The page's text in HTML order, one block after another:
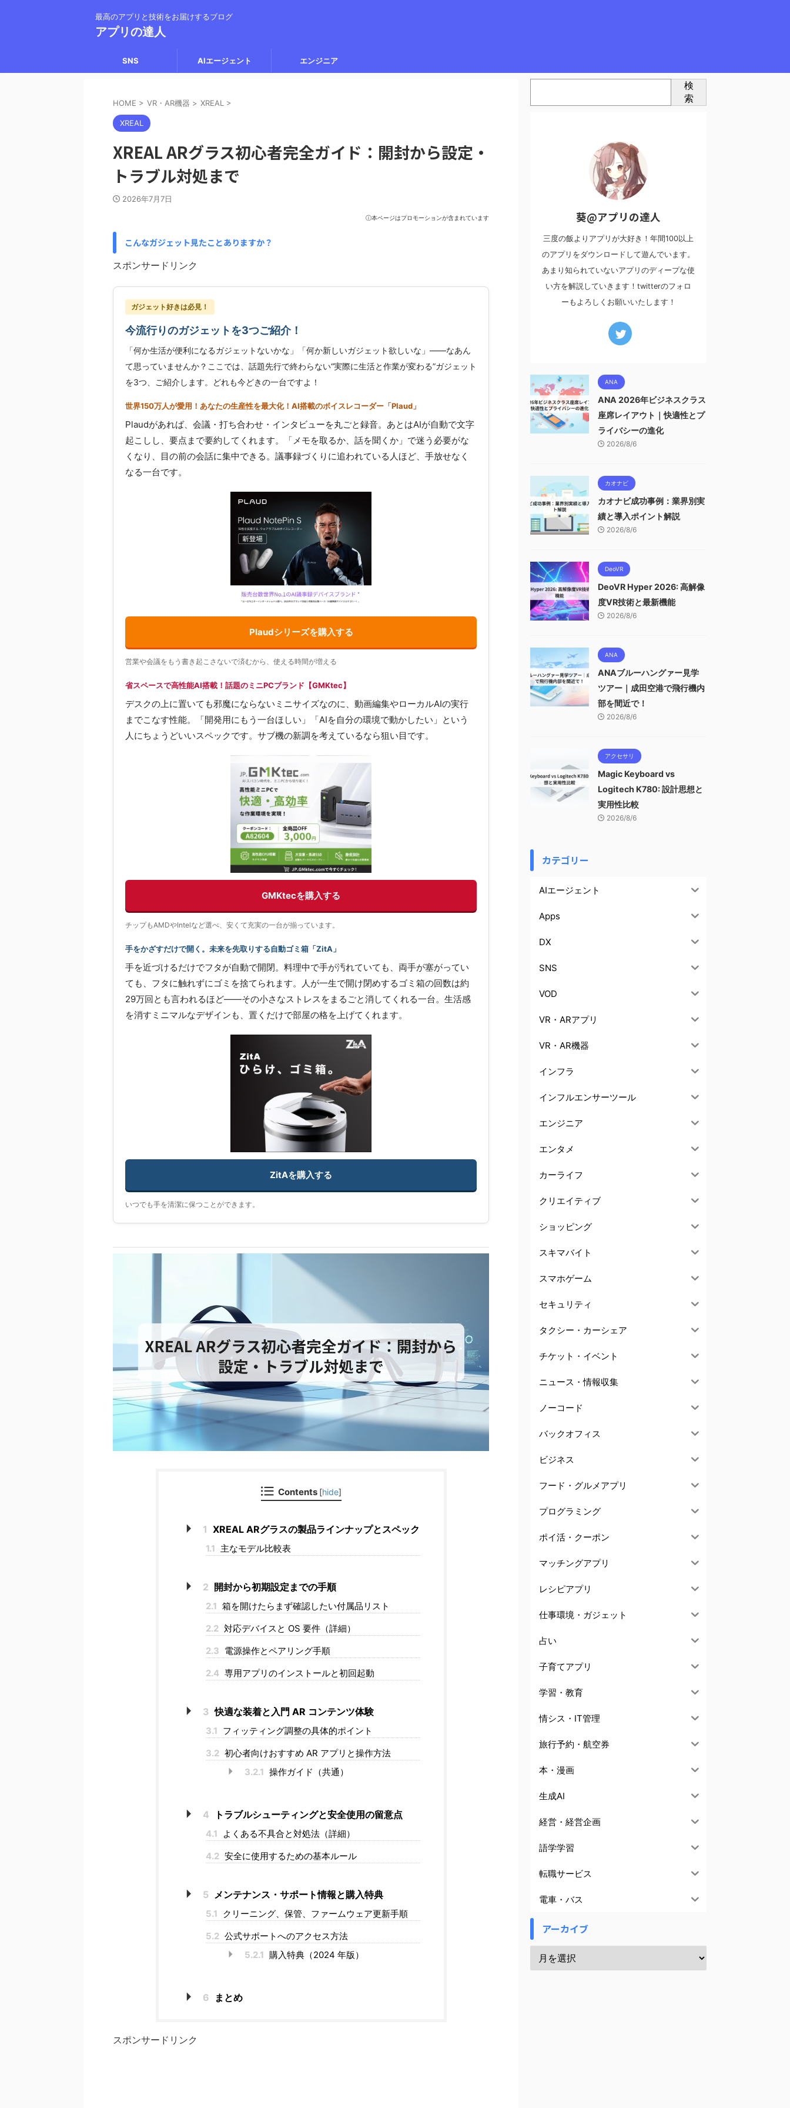
最高のアプリと技術をお届けするブログ
アプリの達人
SNS AIエージェント エンジニア
HOME > VR・AR機器 > XREAL >
XREAL
XREAL ARグラス初心者完全ガイド：開封から設定・
トラブル対処まで
2026年7月7日
ⓘ本ページはプロモーションが含まれています
こんなガジェット見たことありますか？
スポンサードリンク
ガジェット好きは必見！
今流行りのガジェットを3つご紹介！
「何か生活が便利になるガジェットないかな」「何か新しいガジェット欲しいな」——なあん
て思っていませんか？ここでは、話題先行で終わらない“実際に生活と作業が変わる”ガジェット
を3つ、ご紹介します。どれも今どきの一台ですよ！
世界150万人が愛用！あなたの生産性を最大化！AI搭載のボイスレコーダー「Plaud」
Plaudがあれば、会議・打ち合わせ・インタビューを丸ごと録音。あとはAIが自動で文字
起こしし、要点まで要約してくれます。「メモを取るか、話を聞くか」で迷う必要がな
くなり、目の前の会話に集中できる。議事録づくりに追われている人ほど、手放せなく
なる一台です。
Plaudシリーズを購入する
営業や会議をもう書き起こさないで済むから、使える時間が増える
省スペースで高性能AI搭載！話題のミニPCブランド【GMKtec】
デスクの上に置いても邪魔にならないミニサイズなのに、動画編集やローカルAIの実行
までこなす性能。「開発用にもう一台ほしい」「AIを自分の環境で動かしたい」という
人にちょうどいいスペックです。サブ機の新調を考えているなら狙い目です。
GMKtecを購入する
チップもAMDやIntelなど選べ、安くて充実の一台が揃っています。
手をかざすだけで開く。未来を先取りする自動ゴミ箱「ZitA」
手を近づけるだけでフタが自動で開閉。料理中で手が汚れていても、両手が塞がってい
ても、フタに触れずにゴミを捨てられます。人が一生で開け閉めするゴミ箱の回数は約
29万回とも言われるほど——その小さなストレスをまるごと消してくれる一台。生活感
を消すミニマルなデザインも、置くだけで部屋の格を上げてくれます。
ZitAを購入する
いつでも手を清潔に保つことができます。
Contents [hide]
1 XREAL ARグラスの製品ラインナップとスペック
1.1 主なモデル比較表
2 開封から初期設定までの手順
2.1 箱を開けたらまず確認したい付属品リスト
2.2 対応デバイスと OS 要件（詳細）
2.3 電源操作とペアリング手順
2.4 専用アプリのインストールと初回起動
3 快適な装着と入門 AR コンテンツ体験
3.1 フィッティング調整の具体的ポイント
3.2 初心者向けおすすめ AR アプリと操作方法
3.2.1 操作ガイド（共通）
4 トラブルシューティングと安全使用の留意点
4.1
よくある不具合と対処法（詳細）
4.2 安全に使用するための基本ルール
5 メンテナンス・サポート情報と購入特典
5.1 クリーニング、保管、ファームウェア更新手順
5.2 公式サポートへのアクセス方法
5.2.1 購入特典（2024 年版）
6 まとめ
スポンサードリンク
検
索
葵@アプリの達人
三度の飯よりアプリが大好き！年間100以上
のアプリをダウンロードして遊んでいます。
あまり知られていないアプリのディープな使
い方を解説していきます！twitterのフォロ
ーもよろしくお願いいたします！
ANA
ANA 2026年ビジネスクラス
座席レイアウト｜快適性とプ
ライバシーの進化
2026/8/6
カオナビ
カオナビ成功事例：業界別実
績と導入ポイント解説
2026/8/6
DeoVR
DeoVR Hyper 2026: 高解像
度VR技術と最新機能
2026/8/6
ANA
ANAブルーハングァー見学
ツアー｜成田空港で飛行機内
部を間近で！
2026/8/6
アクセサリ
Magic Keyboard vs
Logitech K780: 設計思想と
実用性比較
2026/8/6
カテゴリー
AIエージェント
Apps
DX
SNS
VOD
VR・ARアプリ
VR・AR機器
インフラ
インフルエンサーツール
エンジニア
エンタメ
カーライフ
クリエイティブ
ショッピング
スキマバイト
スマホゲーム
セキュリティ
タクシー・カーシェア
チケット・イベント
ニュース・情報収集
ノーコード
バックオフィス
ビジネス
フード・グルメアプリ
プログラミング
ポイ活・クーポン
マッチングアプリ
レシピアプリ
仕事環境・ガジェット
占い
子育てアプリ
学習・教育
情シス・IT管理
旅行予約・航空券
本・漫画
生成AI
経営・経営企画
語学学習
転職サービス
電車・バス
アーカイブ